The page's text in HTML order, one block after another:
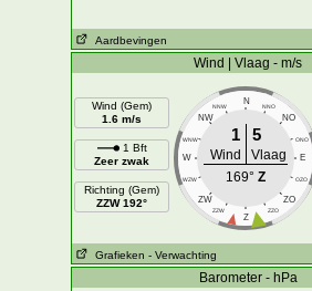
Aardbevingen
Wind | Vlaag - m/s
Wind (Gem)
1.6 m/s
1 Bft
Zeer zwak
Richting (Gem)
ZZW 192°
N
NNW NNO
NW NO
WNW ONO
W E
WZW OZO
ZW ZO
ZZW ZZO
Z
1 5
Wind
Vlaag
169° Z
Grafieken - Verwachting
Barometer - hPa